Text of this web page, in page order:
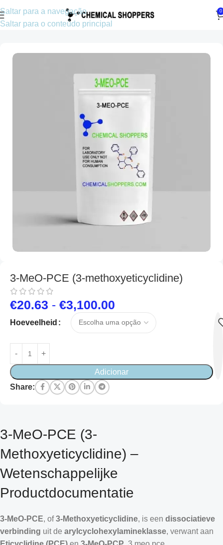
Saltar para a navegação
Saltar para o conteúdo principal
0
Início Arilciclohexilaminas
3-MeO-PCE (3-methoxyeticyclidine)
€20.63 - €3,100.00
Hoeveelheid
Adicionar
Share:
3-MeO-PCE (3-
Methoxyeticyclidine) –
Wetenschappelijke
Productdocumentatie
3-MeO-PCE, of3-Methoxyeticyclidine, is een dissociatieve
verbinding uit de arylcyclohexylamineklasse, verwant aan